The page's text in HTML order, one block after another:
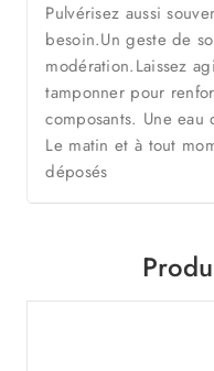
Pulvérisez aussi
besoin.Un geste de
modération.Laissez
tamponner pour
composants. Une
Le matin et à tout
déposés